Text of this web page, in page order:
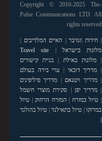
Copyright © 2010-2025 The-
Pulse Communications LTD. All
rights reserved
|חידות |זנזיבר | האיים המלדיבים |
מלונות בישראל |
Travel site
|מלונות באילת | בניית קישורים
| מדריך דובאי | ערי בירה בעולם
|מדריך ויטנאם | מדריך פיליפינים
|מדריך יפן | סקירת מוצרי חשמל
| טיול במזרח | המזרח הרחוק| טיול
במרוקו| טיול בתאילנד| טיול בהולנד
|